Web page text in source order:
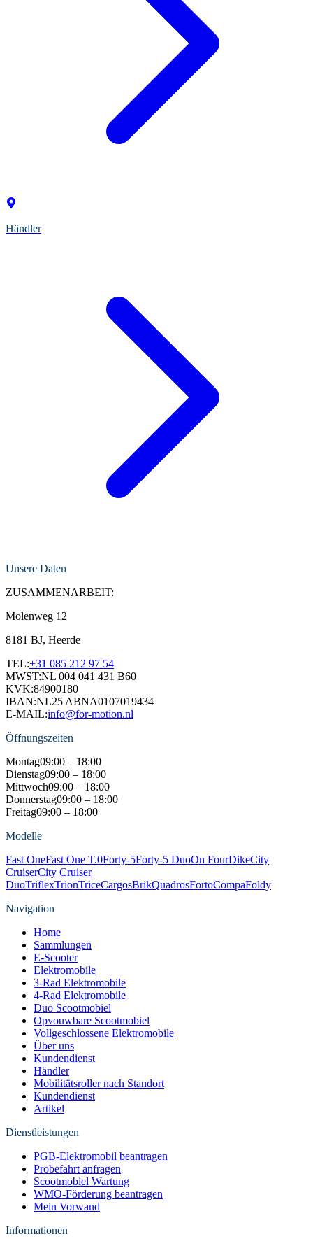
Händler
Unsere Daten
ZUSAMMENARBEIT:
Molenweg 12
8181 BJ, Heerde
TEL:+31 085 212 97 54
MWST:NL 004 041 431 B60
KVK:84900180
IBAN:NL25 ABNA0107019434
E-MAIL:info@for-motion.nl
Öffnungszeiten
Montag09:00 – 18:00
Dienstag09:00 – 18:00
Mittwoch09:00 – 18:00
Donnerstag09:00 – 18:00
Freitag09:00 – 18:00
Modelle
Fast OneFast One T.0Forty-5Forty-5 DuoOn FourDikeCity
CruiserCity Cruiser
DuoTriflexTrionTriceCargosBrikQuadrosFortoCompaFoldy
Navigation
Home
Sammlungen
E-Scooter
Elektromobile
3-Rad Elektromobile
4-Rad Elektromobile
Duo Scootmobiel
Opvouwbare Scootmobiel
Vollgeschlossene Elektromobile
Über uns
Kundendienst
Händler
Mobilitätsroller nach Standort
Kundendienst
Artikel
Dienstleistungen
PGB-Elektromobil beantragen
Probefahrt anfragen
Scootmobiel Wartung
WMO-Förderung beantragen
Mein Vorwand
Informationen